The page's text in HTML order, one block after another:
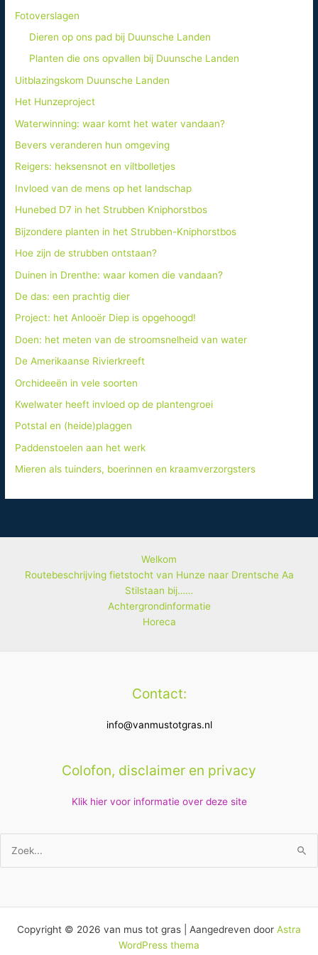
Fotoverslagen
Dieren op ons pad bij Duunsche Landen
Planten die ons opvallen bij Duunsche Landen
Uitblazingskom Duunsche Landen
Het Hunzeproject
Waterwinning: waar komt het water vandaan?
Bevers veranderen hun omgeving
Reigers: heksensnot en viltbolletjes
Invloed van de mens op het landschap
Hunebed D7 in het Strubben Kniphorstbos
Bijzondere planten in het Strubben-Kniphorstbos
Hoe zijn de strubben ontstaan?
Duinen in Drenthe: waar komen die vandaan?
De das: een prachtig dier
Project: het Anlooër Diep is opgehoogd!
Doen: het meten van de stroomsnelheid van water
De Amerikaanse Rivierkreeft
Orchideeën in vele soorten
Kwelwater heeft invloed op de plantengroei
Potstal en (heide)plaggen
Paddenstoelen aan het werk
Mieren als tuinders, boerinnen en kraamverzorgsters
Welkom
Routebeschrijving fietstocht van Hunze naar Drentsche Aa
Stilstaan bij……
Achtergrondinformatie
Horeca
Contact:
info@vanmustotgras.nl
Colofon, disclaimer en privacy
Klik hier voor informatie over deze site
naar:
Copyright © 2026 van mus tot gras | Aangedreven door Astra
WordPress thema